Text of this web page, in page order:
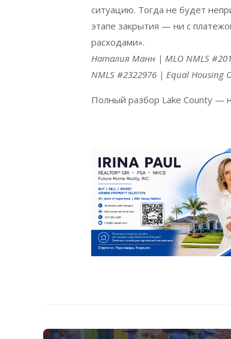
ситуацию. Тогда не будет
этапе закрытия — ни с
расходами».
Наталия Манн | MLO NMLS
NMLS #2322976 | Equal Housing
Полный разбор Lake County —